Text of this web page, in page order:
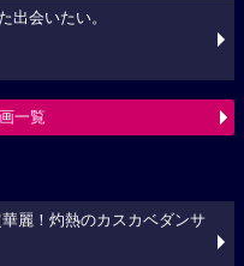
出会いたい。
一覧
麗！灼熱のカスカベダンサ